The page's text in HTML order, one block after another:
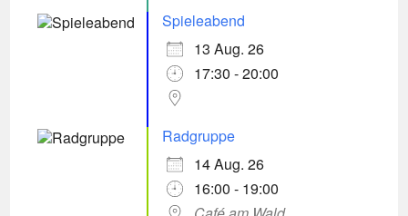
Spieleabend
13 Aug. 26
17:30 - 20:00
Radgruppe
14 Aug. 26
16:00 - 19:00